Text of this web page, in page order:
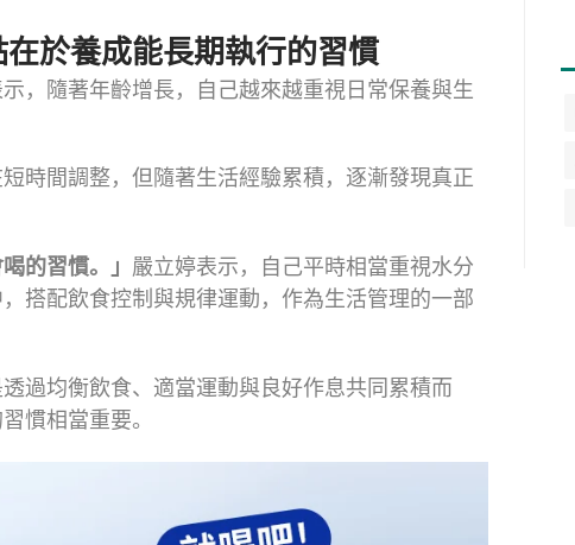
於養成能長期執行的習慣
，隨著年齡增長，自己越來越重視日常保養與生
時間調整，但隨著生活經驗累積，逐漸發現真正
的習慣。」 嚴立婷表示，自己平時相當重視水分
搭配飲食控制與規律運動，作為生活管理的一部
過均衡飲食、適當運動與良好作息共同累積而
慣相當重要。